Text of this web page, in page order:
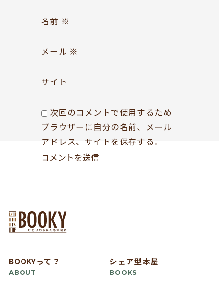
名前 ※
メール ※
サイト
次回のコメントで使用するため
ブラウザーに自分の名前、メール
アドレス、サイトを保存する。
BOOKYって？
ABOUT
シェア型本屋
BOOKS